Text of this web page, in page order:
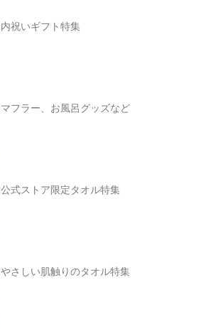
内祝いギフト特集
マフラー、お風呂グッズなど
公式ストア限定タオル特集
やさしい肌触りのタオル特集